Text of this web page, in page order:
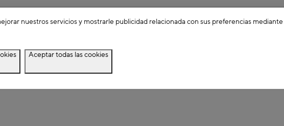
nuestros servicios y mostrarle publicidad relacionada con sus preferencias
Aceptar todas las cookies